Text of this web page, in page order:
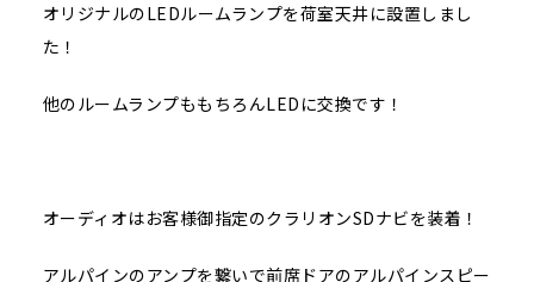
オリジナルのLEDルームランプを荷室天井に設置しまし
た！
他のルームランプももちろんLEDに交換です！
オーディオはお客様御指定のクラリオンSDナビを装着！
アルパインのアンプを繋いで前席ドアのアルパインスピー